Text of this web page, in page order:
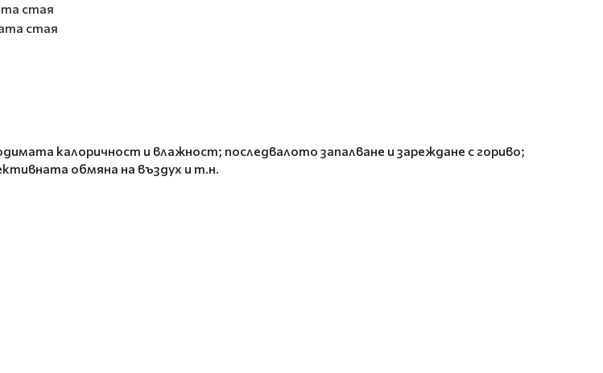
стая
стая
калоричност и влажност; последвалото запалване и зареждане с гориво;
обмяна на въздух и т.н.